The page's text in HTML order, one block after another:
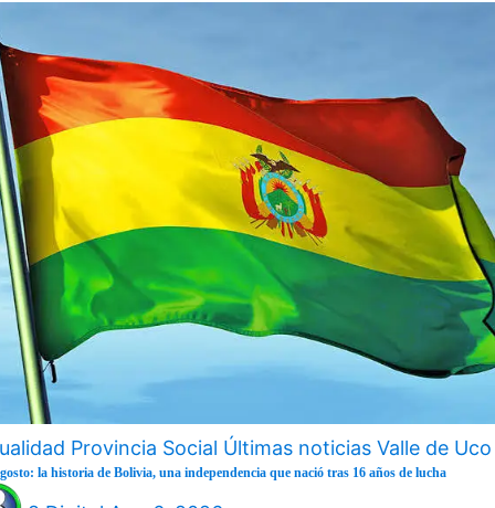
Provincia Social Últimas noticias Valle de Uco
la historia de Bolivia, una independencia que nació tras 16 años de lucha